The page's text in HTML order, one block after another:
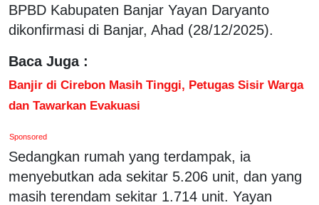
BPBD Kabupaten Banjar Yayan Daryanto
dikonfirmasi di Banjar, Ahad (28/12/2025).
Baca Juga :
Banjir di Cirebon Masih Tinggi, Petugas Sisir Warga
dan Tawarkan Evakuasi
Sponsored
Sedangkan rumah yang terdampak, ia
menyebutkan ada sekitar 5.206 unit, dan yang
masih terendam sekitar 1.714 unit. Yayan